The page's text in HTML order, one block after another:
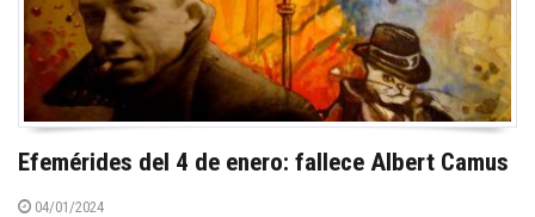
Efemérides del 4 de enero: fallece Albert Camus
04/01/2024